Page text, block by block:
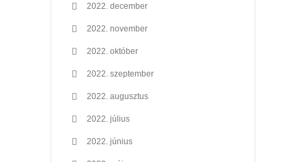
2022. december
2022. november
2022. október
2022. szeptember
2022. augusztus
2022. július
2022. június